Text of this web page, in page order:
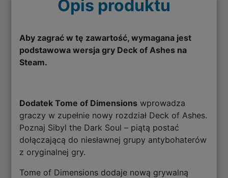
Opis produktu
Aby zagrać w tę zawartość, wymagana jest
podstawowa wersja gry Deck of Ashes na
Steam.
Dodatek Tome of Dimensions wprowadza
graczy w zupełnie nowy rozdział Deck of Ashes.
Poznaj Sibyl the Dark Soul – piątą postać
dołączającą do niesławnej grupy antybohaterów
z oryginalnej gry.
Tome of Dimensions dodaje nową grywalną